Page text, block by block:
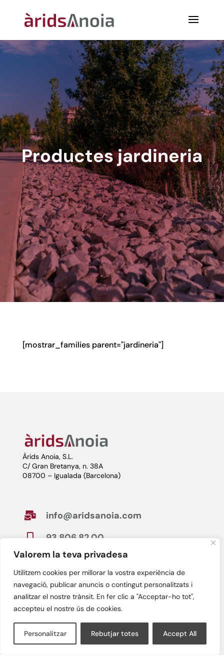
Valorem la teva privadesa
Utilitzem cookies per millorar la vostra experiència de
navegació, publicar anuncis o contingut personalitzats i
analitzar el nostre trànsit. En fer clic a "Acceptar-ho tot",
accepteu el nostre ús de cookies.
Personalitzar Rebutjar totes Accept All
Productes jardineria
[mostrar_families parent="jardineria"]
Àrids Anoia, S.L.
C/ Gran Bretanya, n. 38A
08700 – Igualada (Barcelona)
 info@aridsanoia.com
 93 806 82 00
 Horario
De lunes a viernes
de 7:30h a 13:30h y de 15:00h a 18:00h
Avís legal Política de privacitat Política de cookies